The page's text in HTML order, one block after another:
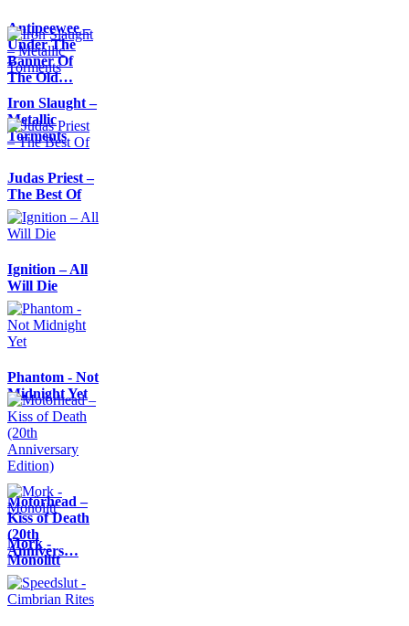
Antipeewee –
Under The
Banner Of
The Old…
Iron Slaught –
Metallic
Torments
Judas Priest –
The Best Of
Ignition – All
Will Die
Phantom - Not
Midnight Yet
Motörhead –
Kiss of Death
(20th
Annivers…
Mork -
Monolitt